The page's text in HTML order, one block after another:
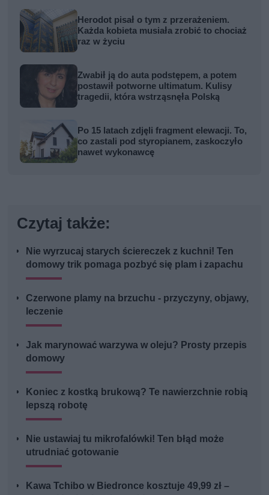
Herodot pisał o tym z przerażeniem.
Każda kobieta musiała zrobić to chociaż
raz w życiu
Zwabił ją do auta podstępem, a potem
postawił potworne ultimatum. Kulisy
tragedii, która wstrząsnęła Polską
Po 15 latach zdjęli fragment elewacji. To,
co zastali pod styropianem, zaskoczyło
nawet wykonawcę
Czytaj także:
Nie wyrzucaj starych ściereczek z kuchni! Ten
domowy trik pomaga pozbyć się plam i zapachu
Czerwone plamy na brzuchu - przyczyny, objawy,
leczenie
Jak marynować warzywa w oleju? Prosty przepis
domowy
Koniec z kostką brukową? Te nawierzchnie robią
lepszą robotę
Nie ustawiaj tu mikrofalówki! Ten błąd może
utrudniać gotowanie
Kawa Tchibo w Biedronce kosztuje 49,99 zł –